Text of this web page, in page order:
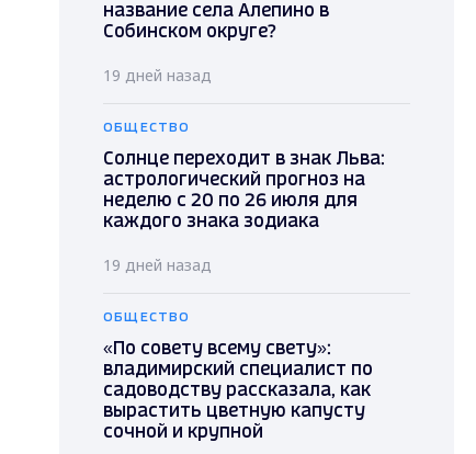
название села Алепино в
Собинском округе?
19 дней назад
ОБЩЕСТВО
Солнце переходит в знак Льва:
астрологический прогноз на
неделю с 20 по 26 июля для
каждого знака зодиака
19 дней назад
ОБЩЕСТВО
«По совету всему свету»:
владимирский специалист по
садоводству рассказала, как
вырастить цветную капусту
сочной и крупной